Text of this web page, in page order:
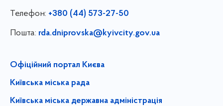
Телефон: +380 (44) 573-27-50
Пошта: rda.dniprovska@kyivcity.gov.ua
Офіційний портал Києва
Київська міська рада
Київська міська державна адміністрація